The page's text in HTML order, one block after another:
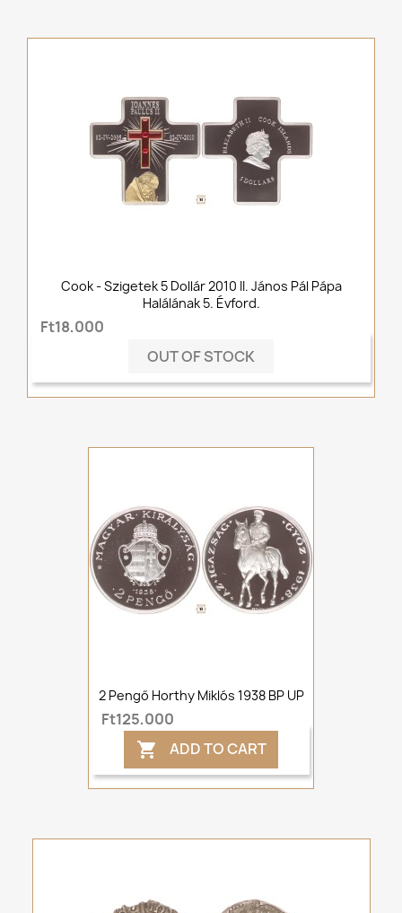
Cook - Szigetek 5 Dollár 2010 II. János Pál Pápa
Halálának 5. Évford.
Ft18,000
OUT OF STOCK
2 Pengő Horthy Miklós 1938 BP UP
Ft125,000
 ADD TO CART